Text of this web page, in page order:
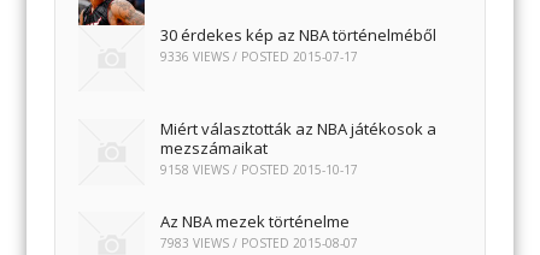
30 érdekes kép az NBA történelméből
9336 VIEWS / POSTED2015-07-17
Miért választották az NBA játékosok a
mezszámaikat
9158 VIEWS / POSTED 2015-10-17
Az NBA mezek történelme
7983 VIEWS / POSTED2015-08-07